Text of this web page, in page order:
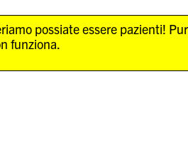
possiate essere pazienti!
funziona.